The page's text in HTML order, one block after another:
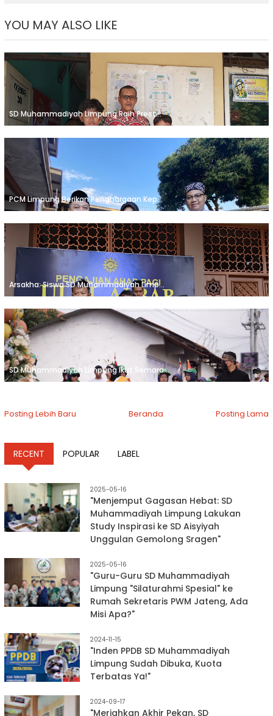
YOU MAY ALSO LIKE
SD Muhammadiyah Limpung Raih Prest...
PCM Limpung Berikan Penghargaan Kep...
Arsakha: Siswa SD Muhammadiyah Limp...
SD Muhammadiyah Limpung Ikut Semara...
Posting Lebih Baru Posting Lama
Beranda
RECENT POPULAR LABEL
2025-05-16
"Menjemput Gagasan Hebat: SD
Muhammadiyah Limpung Lakukan
Study Inspirasi ke SD Aisyiyah
Unggulan Gemolong Sragen"
2025-05-16
"Guru-Guru SD Muhammadiyah
Limpung "Silaturahmi Spesial" ke
Rumah Sekretaris PWM Jateng, Ada
Misi Apa?"
2024-11-15
"Inden PPDB SD Muhammadiyah
Limpung Sudah Dibuka, Kuota
Terbatas Ya!"
2024-09-17
"Meriahkan Akhir Pekan, SD